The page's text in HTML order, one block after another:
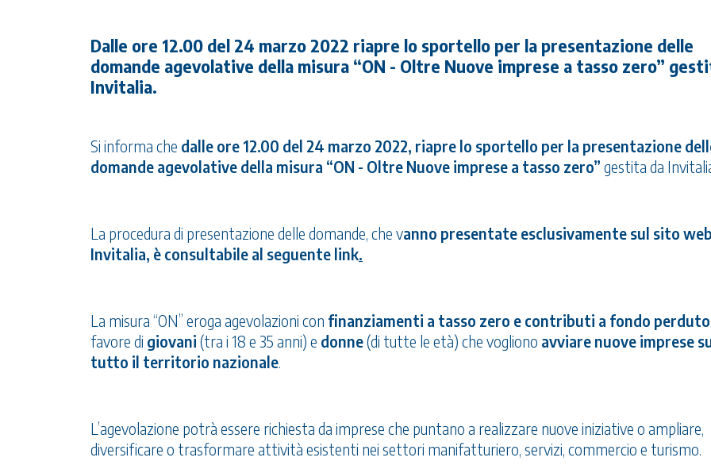
Dalle ore 12.00 del 24 marzo 2022 riapre lo sportello per la presentazione delle
domande agevolative della misura “ON - Oltre Nuove imprese a tasso zero”
Invitalia.
Si informa che dalle ore 12.00 del 24 marzo 2022, riapre lo sportello per la presentazione
domande agevolative della misura “ON - Oltre Nuove imprese a tasso zero” gestita da
La procedura di presentazione delle domande, che vanno presentate esclusivamente sul sito
Invitalia, è consultabile al seguente link.
La misura “ON” eroga agevolazioni con finanziamenti a tasso zero e contributi a fondo perduto
favore di giovani (tra i 18 e 35 anni) e donne(di tutte le età) che vogliono avviare nuove imprese
tutto il territorio nazionale.
L’agevolazione potrà essere richiesta da imprese che puntano a realizzare nuove iniziative o ampliare,
diversificare o trasformare attività esistenti nei settori manifatturiero, servizi, commercio e turismo.